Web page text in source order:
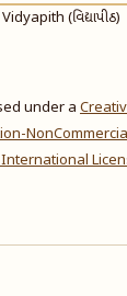
(વિદ્યાપીઠ)
under a